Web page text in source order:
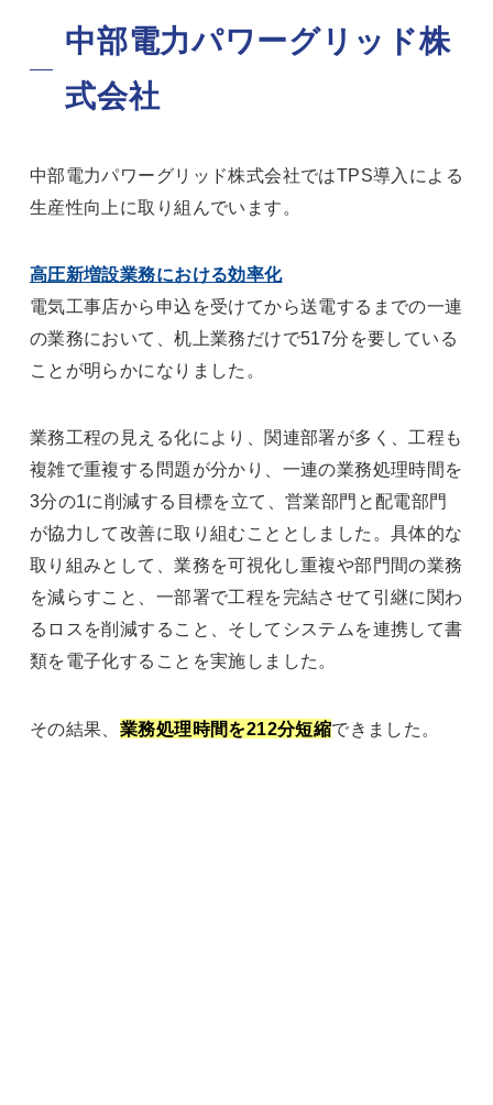
中部電力パワーグリッド株
式会社
中部電力パワーグリッド株式会社ではTPS導入による
生産性向上に取り組んでいます。
高圧新増設業務における効率化
電気工事店から申込を受けてから送電するまでの一連
の業務において、机上業務だけで517分を要している
ことが明らかになりました。
業務工程の見える化により、関連部署が多く、工程も
複雑で重複する問題が分かり、一連の業務処理時間を
3分の1に削減する目標を立て、営業部門と配電部門
が協力して改善に取り組むこととしました。具体的な
取り組みとして、業務を可視化し重複や部門間の業務
を減らすこと、一部署で工程を完結させて引継に関わ
るロスを削減すること、そしてシステムを連携して書
類を電子化することを実施しました。
その結果、 業務処理時間を212分短縮できました。